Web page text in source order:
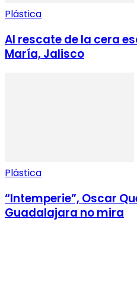
Plástica
Al rescate de la cera
María, Jalisco
Plástica
“Intemperie”, Oscar
Guadalajara no mira